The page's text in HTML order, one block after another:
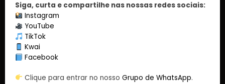
Siga, curta e compartilhe nas nossas redes sociais:
Instagram
YouTube
TikTok
Kwai
Facebook
Clique para entrar no nossoGrupo de WhatsApp.